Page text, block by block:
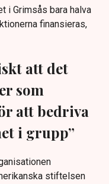
i Grimsås bara halva
finansieras,
att det
som
att bedriva
i grupp”
stiftelsen